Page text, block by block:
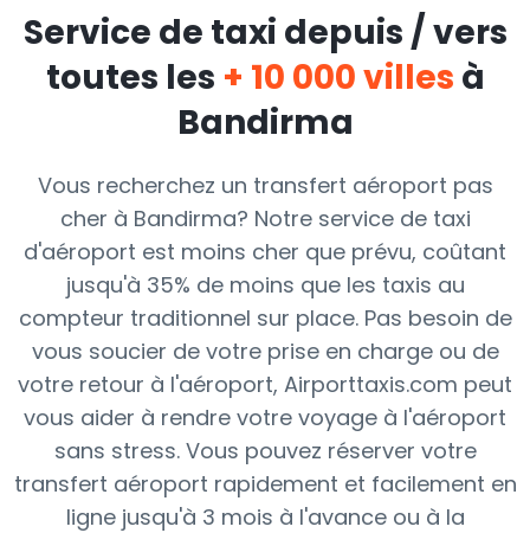
Service de taxi depuis / vers
toutes les + 10 000 villes à
Bandirma
Vous recherchez un transfert aéroport pas
cher à Bandirma? Notre service de taxi
d'aéroport est moins cher que prévu, coûtant
jusqu'à 35% de moins que les taxis au
compteur traditionnel sur place. Pas besoin de
vous soucier de votre prise en charge ou de
votre retour à l'aéroport, Airporttaxis.com peut
vous aider à rendre votre voyage à l'aéroport
sans stress. Vous pouvez réserver votre
transfert aéroport rapidement et facilement en
ligne jusqu'à 3 mois à l'avance ou à la